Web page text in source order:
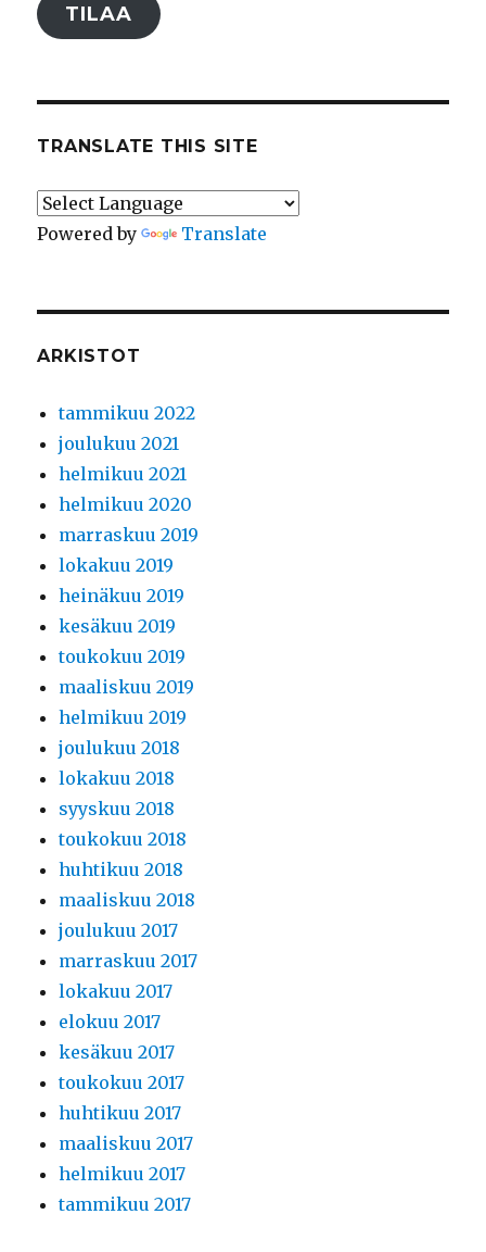
TILAA
TRANSLATE THIS SITE
Powered by Translate
ARKISTOT
tammikuu 2022
joulukuu 2021
helmikuu 2021
helmikuu 2020
marraskuu 2019
lokakuu 2019
heinäkuu 2019
kesäkuu 2019
toukokuu 2019
maaliskuu 2019
helmikuu 2019
joulukuu 2018
lokakuu 2018
syyskuu 2018
toukokuu 2018
huhtikuu 2018
maaliskuu 2018
joulukuu 2017
marraskuu 2017
lokakuu 2017
elokuu 2017
kesäkuu 2017
toukokuu 2017
huhtikuu 2017
maaliskuu 2017
helmikuu 2017
tammikuu 2017